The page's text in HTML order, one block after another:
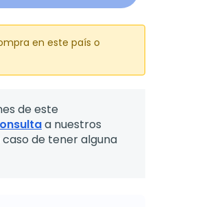
en este país o
de este
a nuestros
de tener alguna